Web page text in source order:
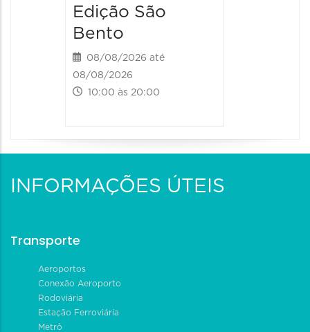
Edição São
Bento
08/08/2026 até
08/08/2026
10:00 às 20:00
INFORMAÇÕES ÚTEIS
Transporte
Aeroportos
Conexão Aeroporto
Rodoviária
Estação Ferroviária
Metrô